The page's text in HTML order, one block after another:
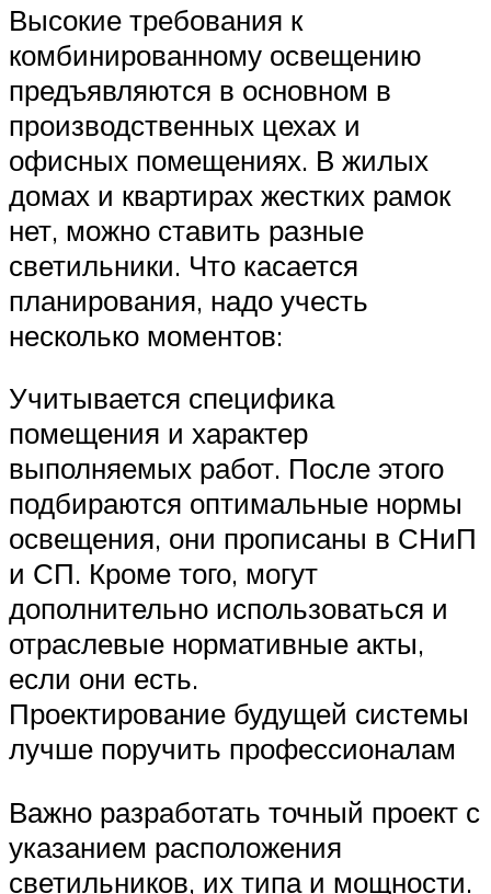
Высокие требования к
комбинированному освещению
предъявляются в основном в
производственных цехах и
офисных помещениях. В жилых
домах и квартирах жестких рамок
нет, можно ставить разные
светильники. Что касается
планирования, надо учесть
несколько моментов:
Учитывается специфика
помещения и характер
выполняемых работ. После этого
подбираются оптимальные нормы
освещения, они прописаны в СНиП
и СП. Кроме того, могут
дополнительно использоваться и
отраслевые нормативные акты,
если они есть.
Проектирование будущей системы
лучше поручить профессионалам
Важно разработать точный проект с
указанием расположения
светильников, их типа и мощности.